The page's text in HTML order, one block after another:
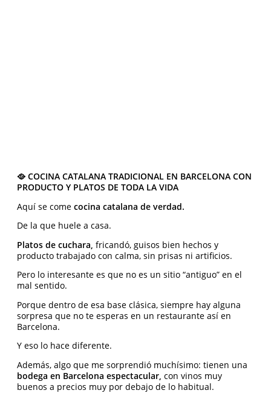
🥘 COCINA CATALANA TRADICIONAL EN BARCELONA CON
PRODUCTO Y PLATOS DE TODA LA VIDA
Aquí se come cocina catalana de verdad.
De la que huele a casa.
Platos de cuchara, fricandó, guisos bien hechos y
producto trabajado con calma, sin prisas ni artificios.
Pero lo interesante es que no es un sitio “antiguo” en el
mal sentido.
Porque dentro de esa base clásica, siempre hay alguna
sorpresa que no te esperas en un restaurante así en
Barcelona.
Y eso lo hace diferente.
Además, algo que me sorprendió muchísimo: tienen una
bodega en Barcelona espectacular, con vinos muy
buenos a precios muy por debajo de lo habitual.